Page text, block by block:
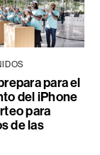
para el
del iPhone
para
de las